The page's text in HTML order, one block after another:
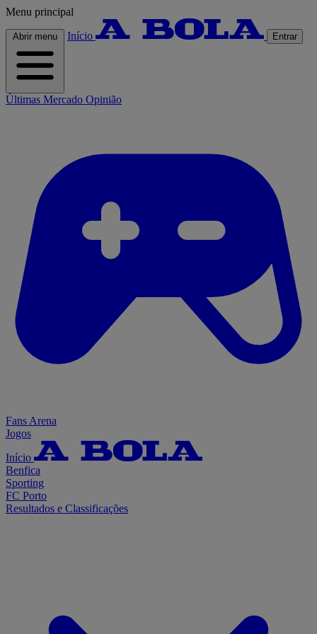
Menu principal
Abrir menu Início Entrar
Últimas Mercado Opinião
Fans Arena
Jogos
Início
Benfica
Sporting
FC Porto
Resultados e Classificações